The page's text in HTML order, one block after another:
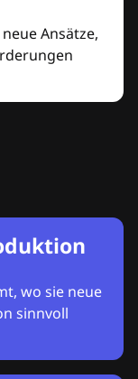
Ansätze,
wo sie neue
sinnvoll